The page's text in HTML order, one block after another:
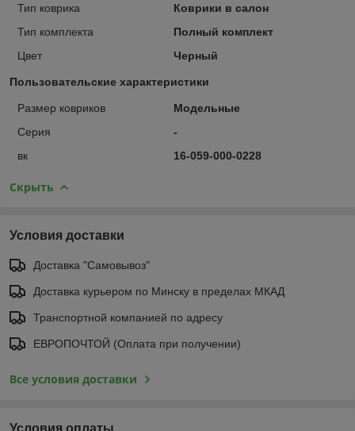
Тип коврика
Коврики в салон
Тип комплекта
Полный комплект
Цвет
Черный
Пользовательские характеристики
Размер ковриков
Модельные
Серия
-
вк
16-059-000-0228
Скрыть
Условия доставки
Доставка "Самовывоз"
Доставка курьером по Минску в пределах МКАД
Транспортной компанией по адресу
ЕВРОПОЧТОЙ (Оплата при получении)
Все условия доставки
Условия оплаты